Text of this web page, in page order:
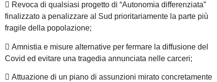
 Revoca di qualsiasi progetto di “Autonomia differenziata”
finalizzato a penalizzare al Sud prioritariamente la parte più
fragile della popolazione;
 Amnistia e misure alternative per fermare la diffusione del
Covid ed evitare una tragedia annunciata nelle carceri;
 Attuazione di un piano di assunzioni mirato concretamente